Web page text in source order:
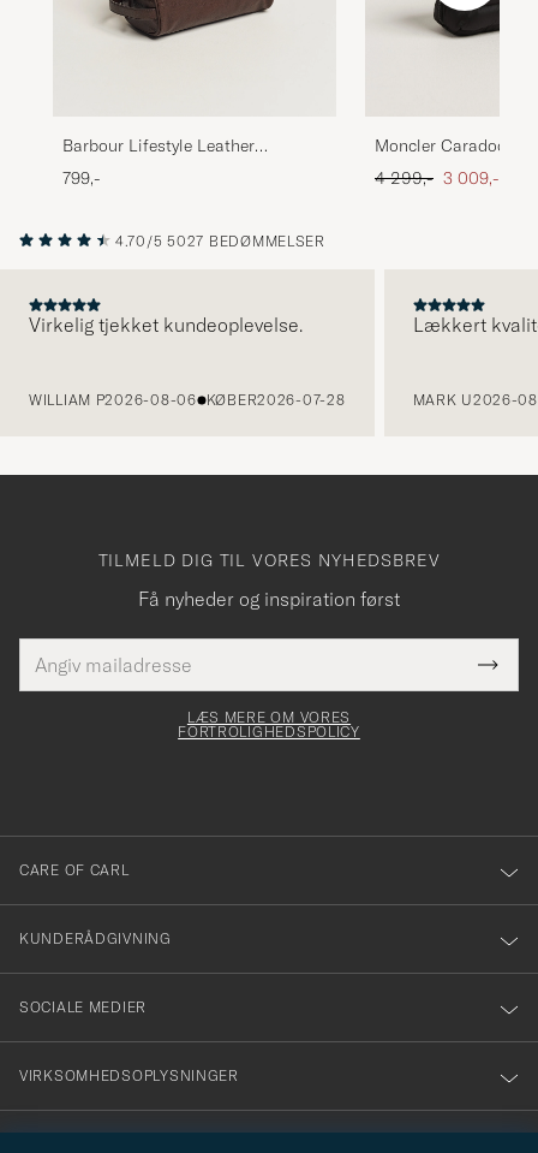
Barbour Lifestyle Leather
Washbag Brown
799,-
Moncler Caradoc
Ordinary pris
4 299,- Nedsat pris
3 009,-
4.70/5 5027 BEDØMMELSER
Virkelig tjekket kundeoplevelse.
WILLIAM P2026-08-06 KØBER2026-07-28
Lækkert
MARK U2026-
TILMELD DIG TIL VORES NYHEDSBREV
Få nyheder og inspiration først
mailadresse
skal
Tack
för
dig
till
vårt
nyhetsbrev!
LÆS MERE OM VORES
FORTROLIGHEDSPOLICY
CARE OF CARL
KUNDERÅDGIVNING
SOCIALE MEDIER
VIRKSOMHEDSOPLYSNINGER